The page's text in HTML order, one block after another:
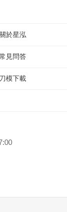
關於星泓
見問答
刀模下載